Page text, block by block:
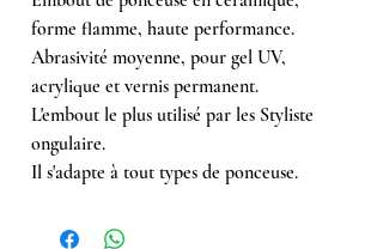
forme flamme, haute performance.
Abrasivité moyenne, pour gel UV,
acrylique et vernis permanent.
L'embout le plus utilisé par les Styliste
ongulaire.
Il s'adapte à tout types de ponceuse.